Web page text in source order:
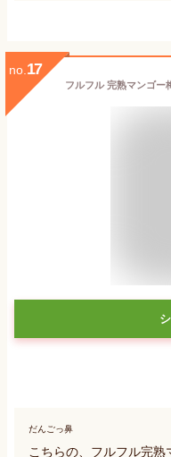
no. 17
だんごっ鼻
こちらの、フルフル完